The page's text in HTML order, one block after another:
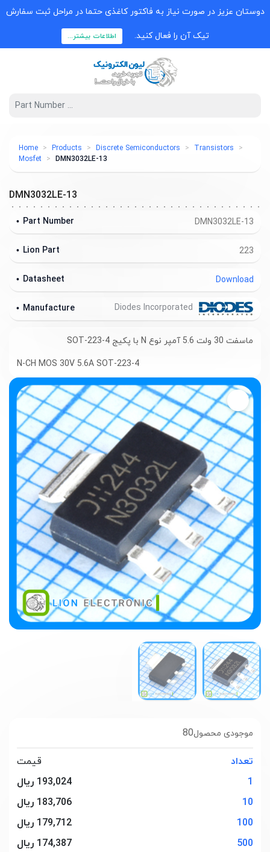
دوستان عزیز در صورت نیاز به فاکتور کاغذی حتما در مراحل ثبت سفارش
تیک آن را فعال کنید. اطلاعات بیشتر...
Home Products Discrete Semiconductors
Transistors
Mosfet
DMN3032LE-13
80موجودی محصول
تعداد
قیمت
1
193,024 ریال
10
183,706 ریال
100
179,712 ریال
500
174,387 ریال
DMN3032LE-13
DMN3032LE-13
Part Number
223
Lion Part
Download
Datasheet
Manufacture
ماسفت 30 ولت 5.6 آمپر نوع N با پکیج SOT-223-4
N-CH MOS 30V 5.6A SOT-223-4